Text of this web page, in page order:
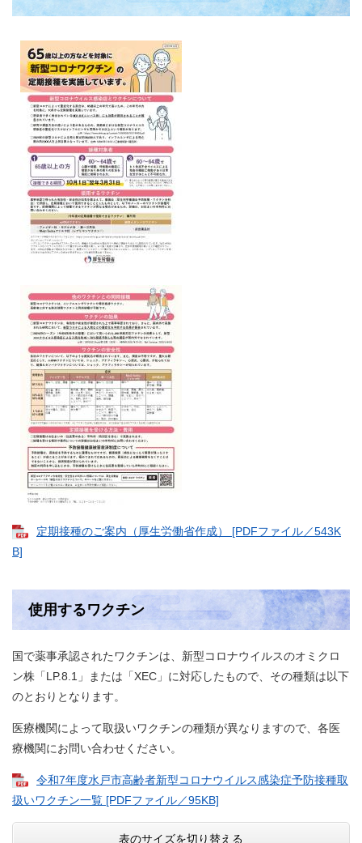
定期接種のご案内（厚生労働省作成） [PDFファイル／543K
B]
使用するワクチン
国で薬事承認されたワクチンは、新型コロナウイルスのオミクロ
ン株「LP.8.1」または「XEC」に対応したもので、その種類は以下
のとおりとなります。
医療機関によって取扱いワクチンの種類が異なりますので、各医
療機関にお問い合わせください。
令和7年度水戸市高齢者新型コロナウイルス感染症予防接種取
扱いワクチン一覧 [PDFファイル／95KB]
表のサイズを切り替える